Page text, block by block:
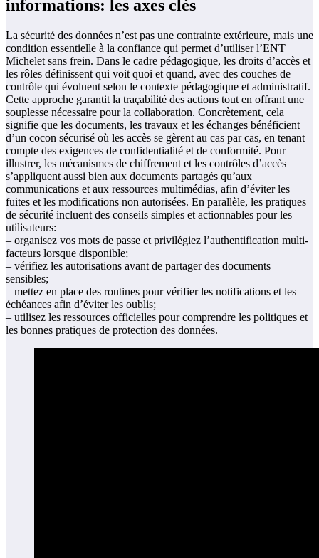
informations: les axes clés
La sécurité des données n’est pas une contrainte extérieure, mais une
condition essentielle à la confiance qui permet d’utiliser l’ENT
Michelet sans frein. Dans le cadre pédagogique, les droits d’accès et
les rôles définissent qui voit quoi et quand, avec des couches de
contrôle qui évoluent selon le contexte pédagogique et administratif.
Cette approche garantit la traçabilité des actions tout en offrant une
souplesse nécessaire pour la collaboration. Concrètement, cela
signifie que les documents, les travaux et les échanges bénéficient
d’un cocon sécurisé où les accès se gèrent au cas par cas, en tenant
compte des exigences de confidentialité et de conformité. Pour
illustrer, les mécanismes de chiffrement et les contrôles d’accès
s’appliquent aussi bien aux documents partagés qu’aux
communications et aux ressources multimédias, afin d’éviter les
fuites et les modifications non autorisées. En parallèle, les pratiques
de sécurité incluent des conseils simples et actionnables pour les
utilisateurs:
– organisez vos mots de passe et privilégiez l’authentification multi-
facteurs lorsque disponible;
– vérifiez les autorisations avant de partager des documents
sensibles;
– mettez en place des routines pour vérifier les notifications et les
échéances afin d’éviter les oublis;
– utilisez les ressources officielles pour comprendre les politiques et
les bonnes pratiques de protection des données.